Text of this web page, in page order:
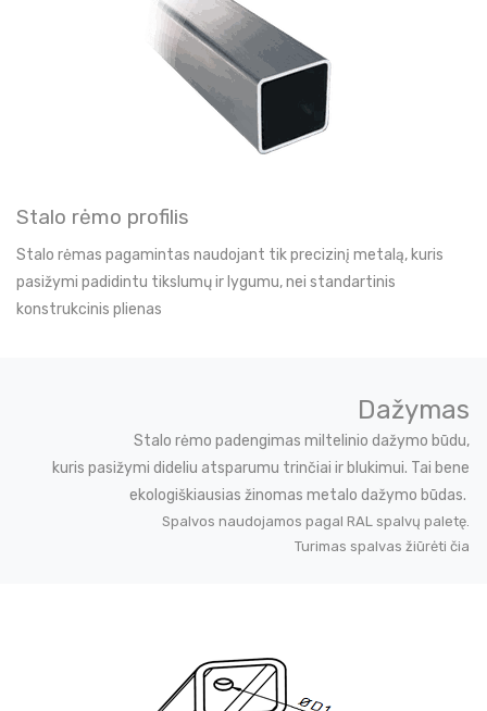
Stalo rėmo profilis
Stalo rėmas pagamintas naudojant tik precizinį metalą, kuris
pasižymi padidintu tikslumų ir lygumu, nei standartinis
konstrukcinis plienas
Dažymas
Stalo rėmo padengimas miltelinio dažymo būdu,
kuris pasižymi dideliu atsparumu trinčiai ir blukimui. Tai bene
ekologiškiausias žinomas metalo dažymo būdas.
Spalvos naudojamos pagal RAL spalvų paletę.
Turimas spalvas žiūrėti čia